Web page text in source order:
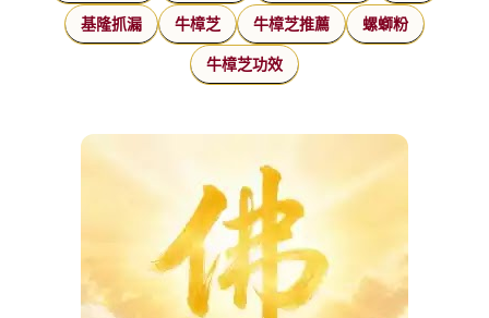
基隆抓漏 牛樟芝 牛樟芝推薦 螺螄粉
牛樟芝功效